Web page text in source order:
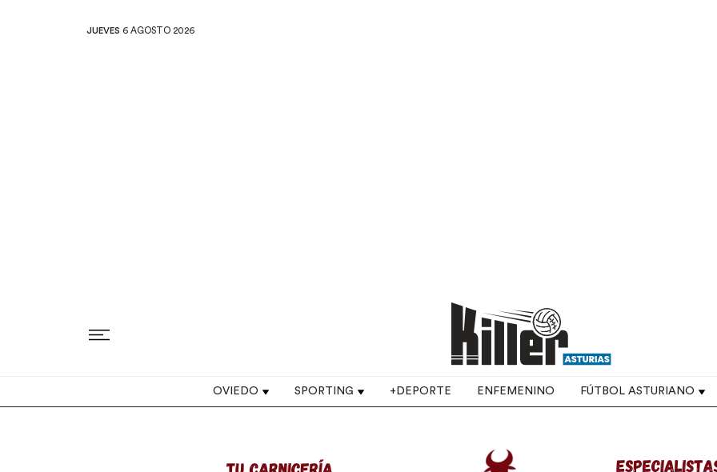
JUEVES 6 AGOSTO 2026
Top navigation
OVIEDO SPORTING +DEPORTE ENFEMENINO FÚTBOL ASTURIANO